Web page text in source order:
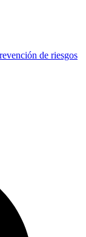
de riesgos